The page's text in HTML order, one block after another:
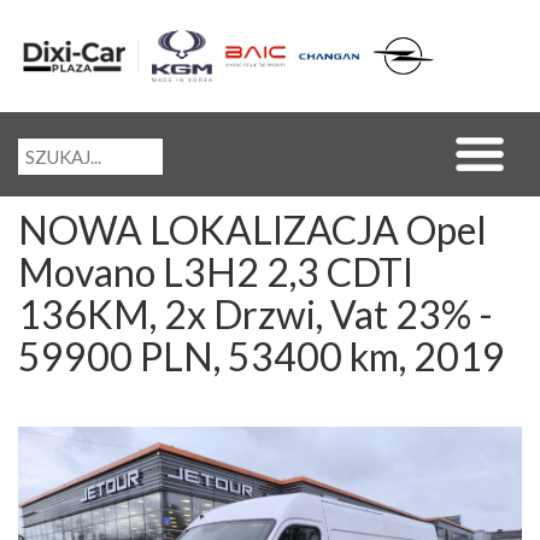
NOWA LOKALIZACJA Opel
Movano L3H2 2,3 CDTI
136KM, 2x Drzwi, Vat 23% -
59900 PLN, 53400 km, 2019